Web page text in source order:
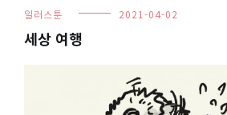
일러스툰 2021-04-02
세상 여행